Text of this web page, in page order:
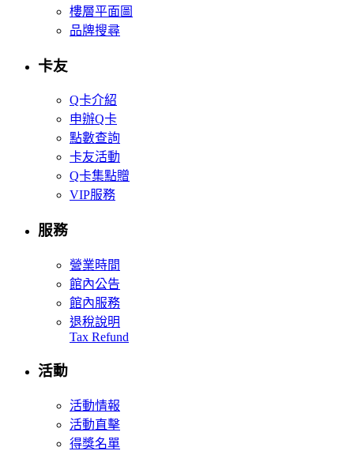
樓層平面圖
品牌搜尋
卡友
Q卡介紹
申辦Q卡
點數查詢
卡友活動
Q卡集點贈
VIP服務
服務
營業時間
館內公告
館內服務
退稅說明
Tax Refund
活動
活動情報
活動直擊
得獎名單